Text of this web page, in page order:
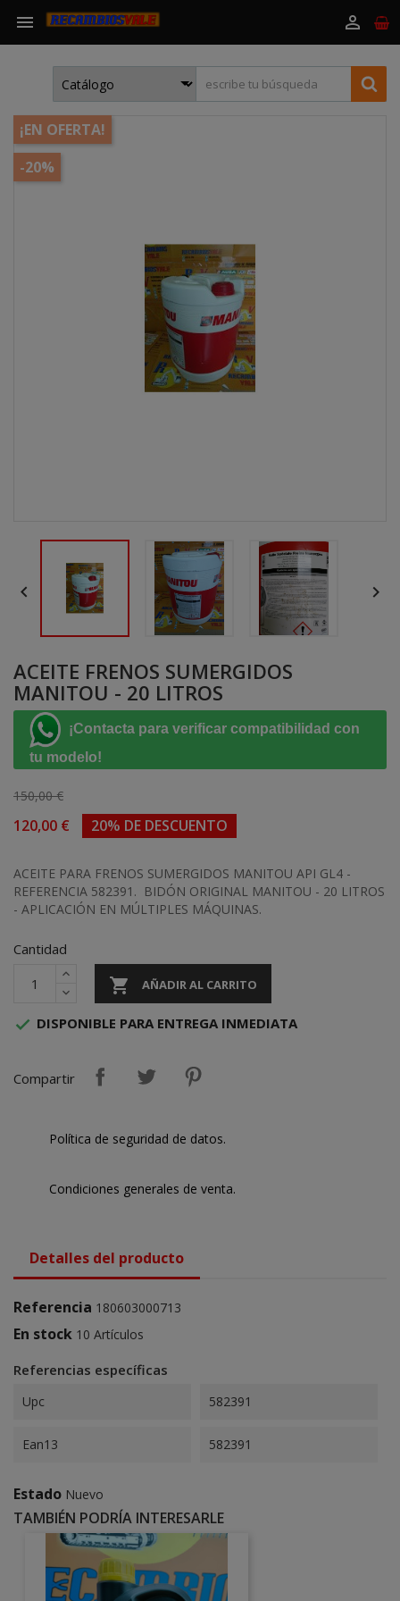
 
¡EN OFERTA!
-20%
 
ACEITE FRENOS SUMERGIDOS
MANITOU - 20 LITROS
¡Contacta para verificar compatibilidad con
tu modelo!
150,00 €
120,00 € 20% DE DESCUENTO
ACEITE PARA FRENOS SUMERGIDOS MANITOU API GL4 -
REFERENCIA 582391. BIDÓN ORIGINAL MANITOU - 20 LITROS
- APLICACIÓN EN MÚLTIPLES MÁQUINAS.
Cantidad
 AÑADIR AL CARRITO
 DISPONIBLE PARA ENTREGA INMEDIATA
Compartir
Política de seguridad de datos.
Condiciones generales de venta.
Detalles del producto
Referencia 180603000713
En stock 10 Artículos
Referencias específicas
Upc 582391
Ean13 582391
Estado Nuevo
TAMBIÉN PODRÍA INTERESARLE